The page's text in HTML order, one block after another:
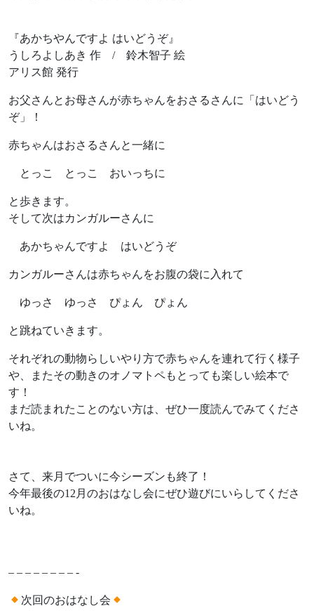
『あかちやんですよ はいどうぞ』
うしろよしあき 作 / 鈴木智子 絵
アリス館 発行
お父さんとお母さんが赤ちゃんをおさるさんに「はいどう
ぞ」！
赤ちゃんはおさるさんと一緒に
とっこ とっこ おいっちに
と歩きます。
そして次はカンガルーさんに
あかちゃんですよ はいどうぞ
カンガルーさんは赤ちゃんをお腹の袋に入れて
ゆっさ ゆっさ ぴょん ぴょん
と跳ねていきます。
それぞれの動物らしいやり方で赤ちゃんを連れて行く様子
や、またその動きのオノマトペもとっても楽しい絵本で
す！
まだ読まれたことのない方は、ぜひ一度読んでみてくださ
いね。
さて、来月でついに今シーズンも終了！
今年最後の12月のおはなし会にぜひ遊びにいらしてくださ
いね。
– – – – – – – – -
次回のおはなし会